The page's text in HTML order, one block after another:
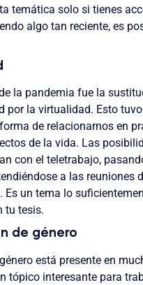
temática solo si tienes
algo tan reciente, es
la pandemia fue la
por la virtualidad. Esto
de relacionarnos en
de la vida. Las
con el teletrabajo,
a las reuniones
Es un tema lo
tu tesis.
de género
está presente en
tópico interesante para